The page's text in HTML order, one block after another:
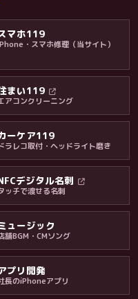
マホ119
・スマホ修理（当サイト）
まい119
アコンクリーニング
ーケア119
ラレコ取付・ヘッドライト磨き
デジタル名刺
ッチで渡せる名刺
ュージック
舗BGM・CMソング
プリ開発
長のiPhoneアプリ